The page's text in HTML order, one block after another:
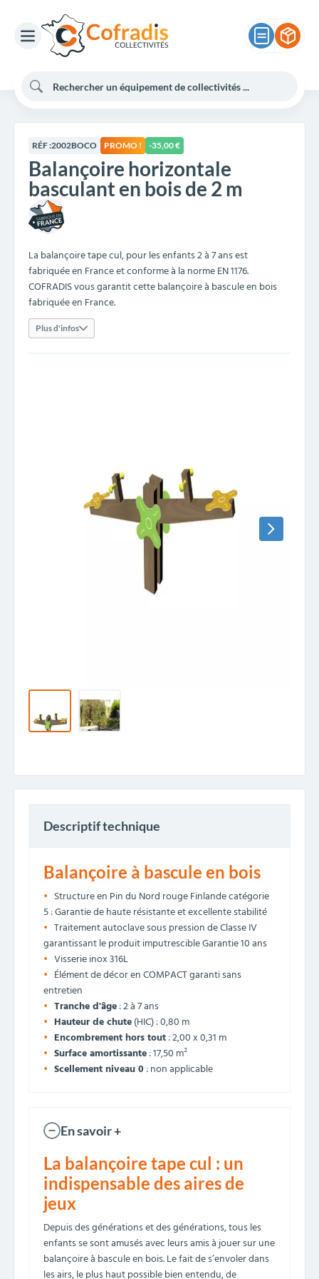
RÉF :2002BOCO PROMO ! -35,00 €
Balançoire horizontale
basculant en bois de 2 m
La balançoire tape cul, pour les enfants 2 à 7 ans est
fabriquée en France et conforme à la norme EN 1176.
COFRADIS vous garantit cette balançoire à bascule en bois
fabriquée en France.
Plus d'infos
Descriptif technique
Balançoire à bascule en bois
Structure en Pin du Nord rouge Finlande catégorie
5 : Garantie de haute résistante et excellente stabilité
Traitement autoclave sous pression de Classe IV
garantissant le produit imputrescible Garantie 10 ans
Visserie inox 316L
Élément de décor en COMPACT garanti sans
entretien
Tranche d'âge: 2 à 7 ans
Hauteur de chute(HIC) : 0,80 m
Encombrement hors tout: 2,00 x 0,31 m
Surface amortissante: 17,50 m²
Scellement niveau 0: non applicable
En savoir +
La balançoire tape cul : un
indispensable des aires de
jeux
Depuis des générations et des générations, tous les
enfants se sont amusés avec leurs amis à jouer sur une
balançoire à bascule en bois. Le fait de s’envoler dans
les airs, le plus haut possible bien entendu, de